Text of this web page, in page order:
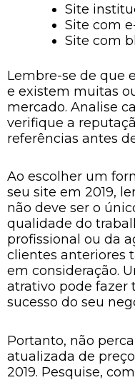
Site
Site com
Site com
Lembre-se de que
e existem muitas
mercado. Analise
verifique a
referências antes
Ao escolher um
seu site em 2019,
não deve ser o
qualidade do
profissional ou da
clientes anteriores
em consideração.
atrativo pode fazer
sucesso do seu
Portanto, não
atualizada de
2019. Pesquise,